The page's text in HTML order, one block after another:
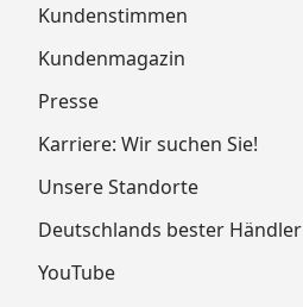
Kundenstimmen
Kundenmagazin
Presse
Karriere: Wir suchen Sie!
Unsere Standorte
Deutschlands bester Händler
YouTube